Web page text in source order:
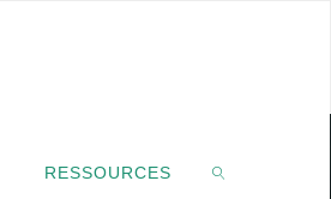
RESSOURCES